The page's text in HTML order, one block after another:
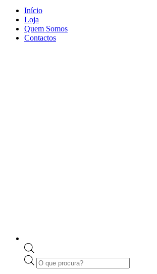
Início
Loja
Quem Somos
Contactos
Products
search